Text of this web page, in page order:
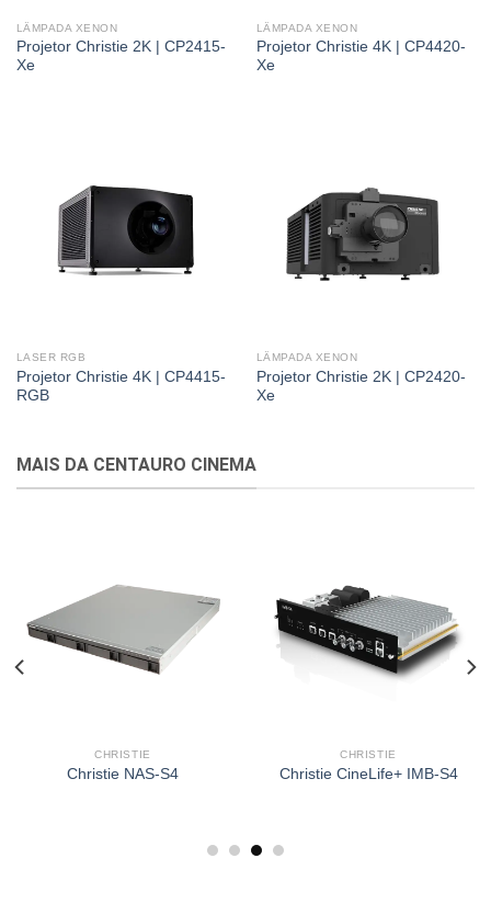
LÂMPADA XENON
Projetor Christie 2K | CP2415-
Xe
LÂMPADA XENON
Projetor Christie 4K | CP4420-
Xe
LASER RGB
Projetor Christie 4K | CP4415-
RGB
LÂMPADA XENON
Projetor Christie 2K | CP2420-
Xe
MAIS DA CENTAURO CINEMA
Christie CineLife+ IMB-S4
Projetor